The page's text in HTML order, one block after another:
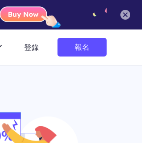
登錄 報名